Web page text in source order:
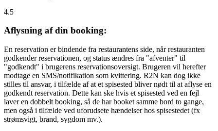
4.5
Aflysning af din booking:
En reservation er bindende fra restaurantens side, når restauranten
godkender reservationen, og status ændres fra "afventer" til
"godkendt" i brugerens reservationsoversigt. Brugeren vil herefter
modtage en SMS/notifikation som kvittering. R2N kan dog ikke
stilles til ansvar, i tilfælde af at et spisested bliver nødt til at aflyse en
godkendt reservation. Dette kan ske hvis et spisested ved en fejl
laver en dobbelt booking, så de har booket samme bord to gange,
men også i tilfælde ved uforudsete hændelser hos spisestedet (fx
strømsvigt, brand, sygdom mv.).